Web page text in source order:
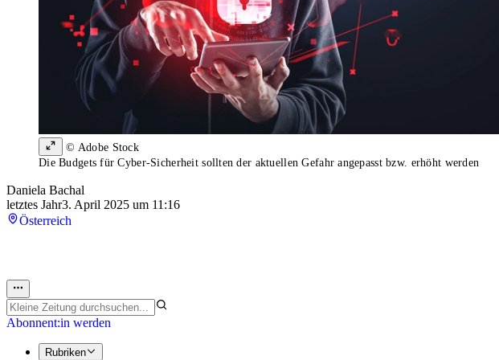
© Adobe Stock
Die Budgets für Cyber-Sicherheit sollten der aktuellen Gefahr angepasst bzw. erhöht werden
Daniela Bachal
letztes Jahr3. April 2025 um 11:16
Österreich
Abonnent:in werden
Rubriken